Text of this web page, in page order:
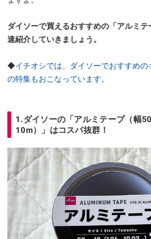
ダイソーで買えるおすすめの「アルミ
速紹介していきましょう。
◆イチオシでは、ダイソーでおすすめの
の特集もおこなっています。
1.ダイソーの「アルミテープ（幅
10m）」はコスパ抜群！